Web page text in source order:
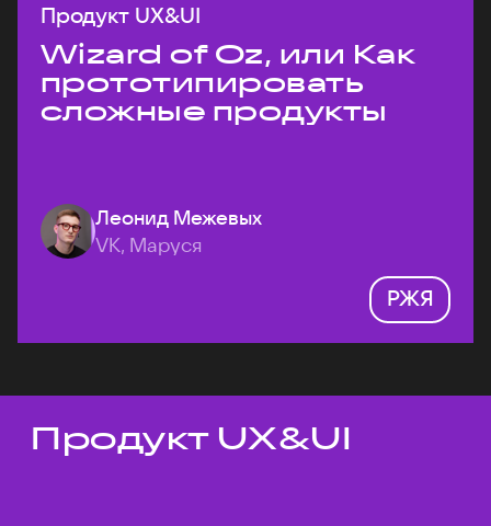
Продукт UX&UI
Wizard of Oz, или Как
прототипировать
сложные продукты
Леонид Межевых
VK, Маруся
РЖЯ
Темы докладов
Продукт UX&UI